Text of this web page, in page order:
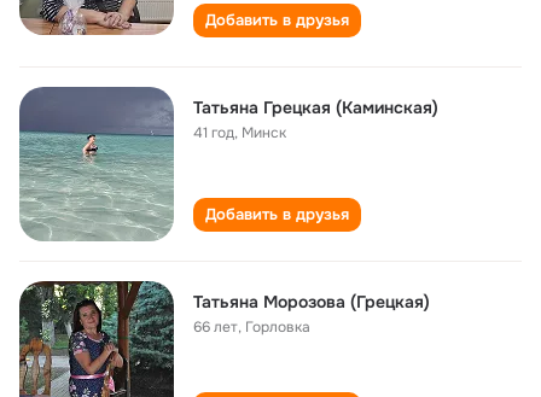
Добавить в друзья
Татьяна Грецкая (Каминская)
41 год, Минск
Добавить в друзья
Татьяна Морозова (Грецкая)
66 лет, Горловка